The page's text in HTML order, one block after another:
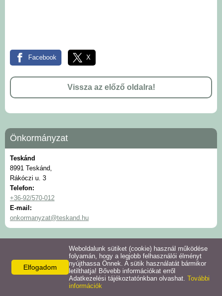
Önkormányzat
Pályázatok
Galéria
Civil szervezetek
Szolgáltatások
Helyi vállalkozások
Helyi kiadványok
Facebook X
Vissza az előző oldalra!
Önkormányzat
Teskánd
8991 Teskánd,
Rákóczi u. 3
Telefon:
+36-92/570-012
E-mail:
onkormanyzat@teskand.hu
Elfogadom
Weboldalunk sütiket (cookie) használ működése
folyamán, hogy a legjobb felhasználói élményt
nyújthassa Önnek. A sütik használatát bármikor
letilthatja! Bővebb információkat erről
Adatkezelési tájékoztatónkban olvashat. További
információk